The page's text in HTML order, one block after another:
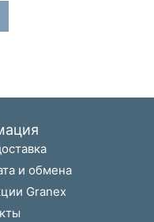
и обмена
Granex